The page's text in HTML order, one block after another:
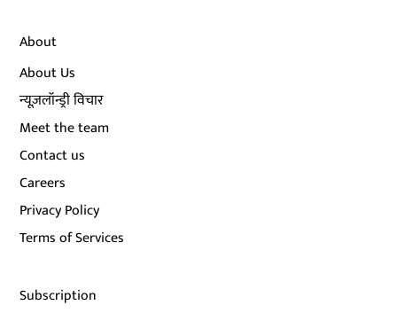
About
About Us
न्यूज़लॉन्ड्री विचार
Meet the team
Contact us
Careers
Privacy Policy
Terms of Services
Subscription